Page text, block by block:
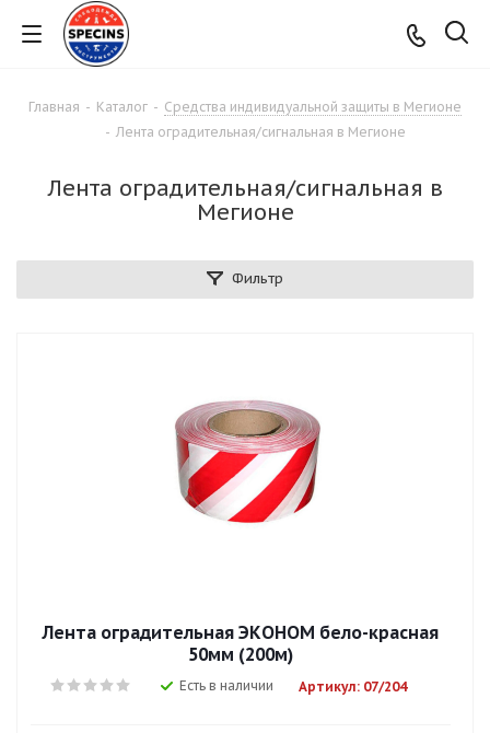
Главная - Каталог - Средства индивидуальной защиты в Мегионе
- Лента оградительная/сигнальная в Мегионе
Лента оградительная/сигнальная в
Мегионе
Фильтр
Лента оградительная ЭКОНОМ бело-красная
50мм (200м)
Есть в наличии Артикул: 07/204